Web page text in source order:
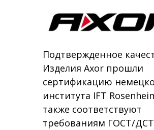
Подтвержденное
Изделия Axor прошли
сертификацию
института IFT
также соответствуют
требованиям ГОСТ/